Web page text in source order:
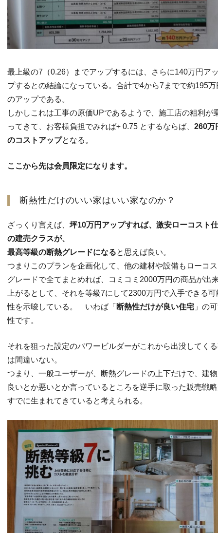
最上級の7（0.26）までアップするには、さらに140万円ア
プするとの結論になっている。合計で4から7までで約195万
のアップである。
しかしこれは工事の原価UPであるようで、施工店の粗利が
ってきて、お客様負担でみれば÷ 0.75 とするならば、 260万
のコストアップとなる。
ここから先は会員限定になります。
断熱性だけのいい家はいい家なのか？
ざっくり言えば、 坪10万円アップすれば、激安ローコスト
の建売クラスが、
最高等級の断熱グレードになると思えば良い。
つまりこのプランを企画化して、他の建材や設備もローコ
グレードで全てまとめれば、コミコミ2000万円の商品が出
上がるとして、それを等級7にして2300万円で入手できる可
性を示唆している。 いわば「 断熱性だけが良い住宅 」の
性です。
それを狙った設定のパワービルダーがこれから出没してく
は間違いない。
つまり、一般ユーザーが、断熱グレードの上下だけで、建
良いとか悪いとか言っているところを逆手に取った販売戦
すでに生まれてきていると考えられる。